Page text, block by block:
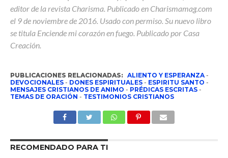
editor de la revista Charisma. Publicado en Charismamag.com
el 9 de noviembre de 2016. Usado con permiso. Su nuevo libro
se titula Enciende mi corazón en fuego. Publicado por Casa
Creación.
PUBLICACIONES RELACIONADAS: ALIENTO Y ESPERANZA-
DEVOCIONALES- DONES ESPIRITUALES- ESPIRITU SANTO -
MENSAJES CRISTIANOS DE ANIMO - PRÉDICAS ESCRITAS-
TEMAS DE ORACIÓN - TESTIMONIOS CRISTIANOS
RECOMENDADO PARA TI